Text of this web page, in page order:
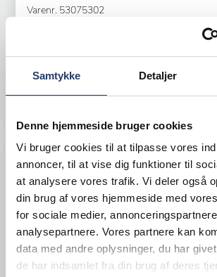
Samtykke Detaljer
Denne hjemmeside bruger cookies
Vi bruger cookies til at tilpasse vores
annoncer, til at vise dig funktioner til
at analysere vores trafik. Vi deler også
din brug af vores hjemmeside med
for sociale medier,
analysepartnere. Vores partnere kan
data med andre oplysninger, du har
de har indsamlet fra din brug af deres
Varenr. 53075302
LÆG I KURV